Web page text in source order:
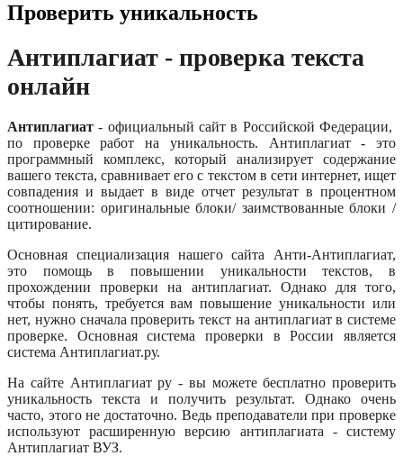
Проверить уникальность
Антиплагиат - проверка текста
онлайн
Антиплагиат - официальный сайт в Российской Федерации,
по проверке работ на уникальность. Антиплагиат - это
программный комплекс, который анализирует содержание
вашего текста, сравнивает его с текстом в сети интернет, ищет
совпадения и выдает в виде отчет результат в процентном
соотношении: оригинальные блоки/ заимствованные блоки /
цитирование.
Основная специализация нашего сайта Анти-Антиплагиат,
это помощь в повышении уникальности текстов, в
прохождении проверки на антиплагиат. Однако для того,
чтобы понять, требуется вам повышение уникальности или
нет, нужно сначала проверить текст на антиплагиат в системе
проверке. Основная система проверки в России является
система Антиплагиат.ру.
На сайте Антиплагиат ру - вы можете бесплатно проверить
уникальность текста и получить результат. Однако очень
часто, этого не достаточно. Ведь преподаватели при проверке
используют расширенную версию антиплагиата - систему
Антиплагиат ВУЗ.